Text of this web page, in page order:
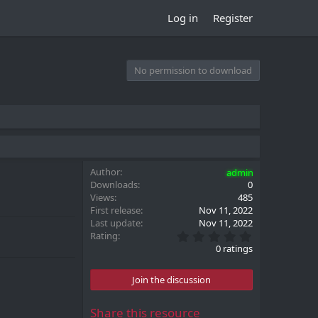
Log in Register
No permission to download
Author
admin
Downloads
0
Views
485
First release
Nov 11, 2022
Last update
Nov 11, 2022
Rating
.
0
t
0 ratings
Join the discussion
Share this resource